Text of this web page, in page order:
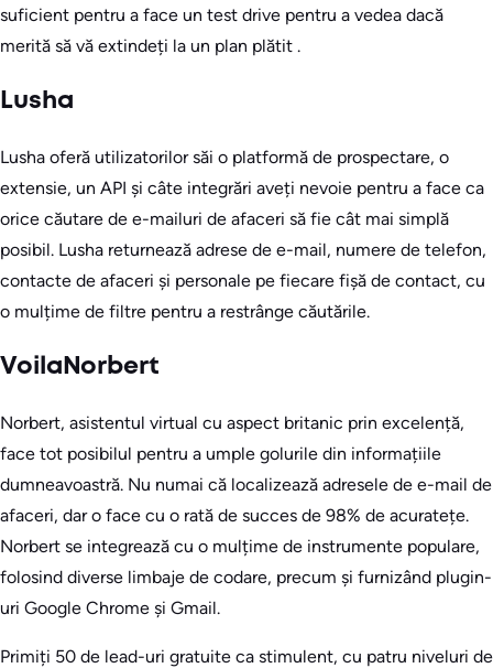
suficient pentru a face un test drive pentru a vedea dacă
merită să vă extindeți la un plan plătit .
Lusha
Lusha oferă utilizatorilor săi o platformă de prospectare, o
extensie, un API și câte integrări aveți nevoie pentru a face ca
orice căutare de e-mailuri de afaceri să fie cât mai simplă
posibil. Lusha returnează adrese de e-mail, numere de telefon,
contacte de afaceri și personale pe fiecare fișă de contact, cu
o mulțime de filtre pentru a restrânge căutările.
VoilaNorbert
Norbert, asistentul virtual cu aspect britanic prin excelență,
face tot posibilul pentru a umple golurile din informațiile
dumneavoastră. Nu numai că localizează adresele de e-mail de
afaceri, dar o face cu o rată de succes de 98% de acuratețe.
Norbert se integrează cu o mulțime de instrumente populare,
folosind diverse limbaje de codare, precum și furnizând plugin-
uri Google Chrome și Gmail.
Primiți 50 de lead-uri gratuite ca stimulent, cu patru niveluri de